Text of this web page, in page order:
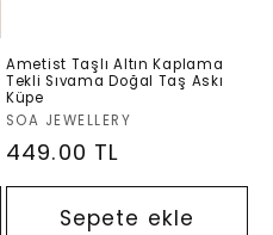
Ametist Taşlı Altın Kaplama
Tekli Sıvama Doğal Taş Askı
Küpe
Satıcı:
SOA JEWELLERY
Normal
fiyat
449.00 TL
Sepete ekle